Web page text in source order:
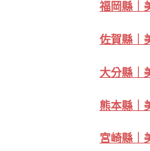
福岡縣｜
佐賀縣｜
大分縣｜
熊本縣｜
宮崎縣｜